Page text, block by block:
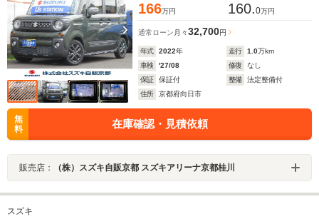
166万円 160.0万円
通常ローン 月々32,700円
年式 2022年 走行 1.0万km
車検
'27/08 修復
なし
保証
保証付 整備
法定整備付
住所
京都府向日市
無
料
在庫確認・見積依頼
販売店： （株）スズキ自販京都 スズキアリーナ京都桂川
スズキ